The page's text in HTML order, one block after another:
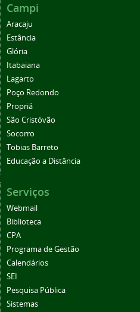
Campi
Aracaju
Estância
Glória
Itabaiana
Lagarto
Poço Redondo
Propriá
São Cristóvão
Socorro
Tobias Barreto
Educação a Distância
Serviços
Webmail
Biblioteca
CPA
Programa de Gestão
Calendários
SEI
Pesquisa Pública
Sistemas